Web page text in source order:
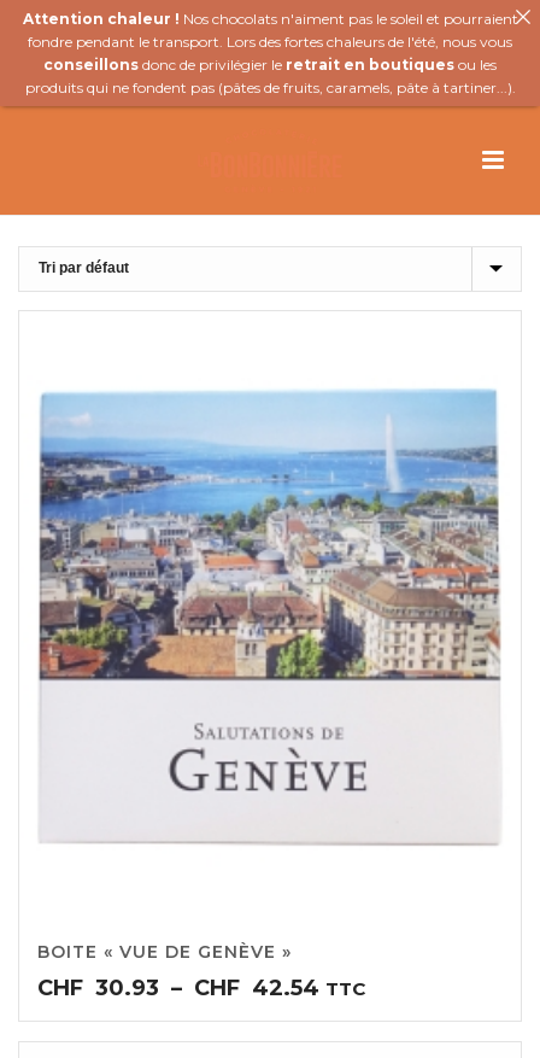
BOITE « VUE DE GENÈVE »
CHF 30.93 – CHF 42.54 Plage
de
prix :
TTC
Attention chaleur ! Nos chocolats n'aiment pas le soleil et pourraient
fondre pendant le transport. Lors des fortes chaleurs de l'été, nous vous
conseillons donc de privilégier le retrait en boutiques ou les
produits qui ne fondent pas (pâtes de fruits, caramels, pâte à tartiner...).